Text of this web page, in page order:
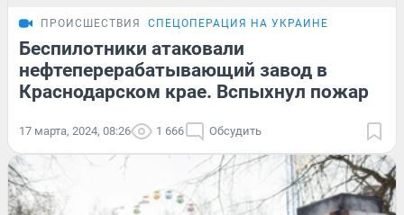
ПРОИСШЕСТВИЯ СПЕЦОПЕРАЦИЯ НА УКРАИНЕ
Беспилотники атаковали
нефтеперерабатывающий завод в
Краснодарском крае. Вспыхнул пожар
17 марта, 2024, 08:26 1 666 Обсудить